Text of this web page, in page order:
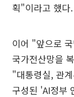
획"이라고 했다.
이어 "앞으로
국가전산망을
"대통령실, 관
구성된 'AI정부